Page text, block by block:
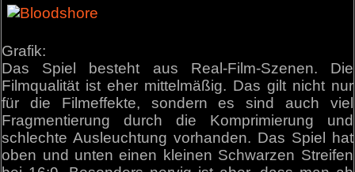
Grafik:
Das Spiel besteht aus Real-Film-Szenen. Die
Filmqualität ist eher mittelmäßig. Das gilt nicht nur
für die Filmeffekte, sondern es sind auch viel
Fragmentierung durch die Komprimierung und
schlechte Ausleuchtung vorhanden. Das Spiel hat
oben und unten einen kleinen Schwarzen Streifen